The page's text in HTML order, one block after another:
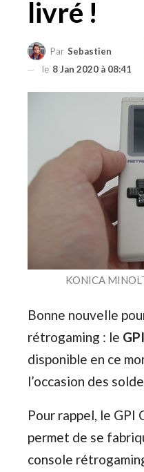
livré !
Par Sebastien
le 8 Jan 2020 à 08:41
KONICA
Bonne nouvelle
rétrogaming : le
disponible en ce
l’occasion des
Pour rappel, le GPI
permet de se
console